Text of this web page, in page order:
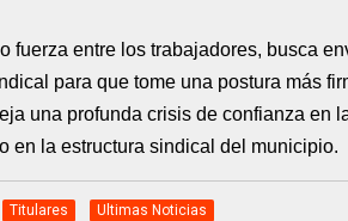
fuerza entre los trabajadores, busca
para que tome una postura más
una profunda crisis de confianza en
en la estructura sindical del municipio.
Titulares Ultimas Noticias